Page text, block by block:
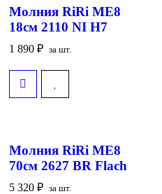
Молния RiRi ME8
18см 2110 NI H7
1 890 ₽ за шт.
Молния RiRi ME8
70см 2627 BR Flach
5 320 ₽ за шт.